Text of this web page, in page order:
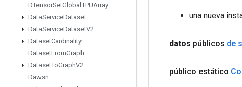
DTensorSetGlobal TPUArray
DataServiceDataset
DataServiceDatasetV2
DatasetCardinality
DatasetFromGraph
DatasetToGraphV2
Dawsn
una nueva
datos públicos de
público estático